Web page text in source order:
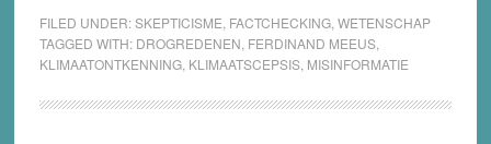
klimaatscepticus
Ferdinand
Meeus
FILED UNDER:SKEPTICISME FACTCHECKING, WETENSCHAP
TAGGED WITH: DROGREDENEN FERDINAND MEEUS,
KLIMAATONTKENNING, KLIMAATSCEPSIS, MISINFORMATIE